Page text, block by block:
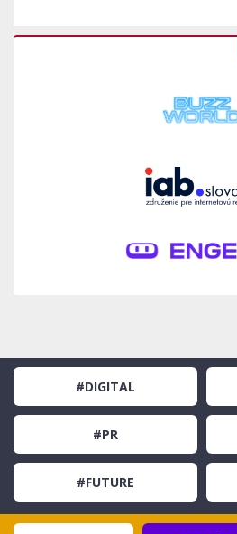
#DIGITAL
#PR
#FUTURE